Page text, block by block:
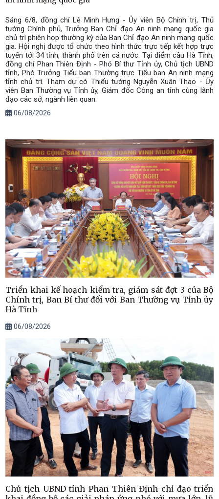
Sáng 6/8, đồng chí Lê Minh Hưng - Ủy viên Bộ Chính trị, Thủ
tướng Chính phủ, Trưởng Ban Chỉ đạo An ninh mạng quốc gia
chủ trì phiên họp thường kỳ của Ban Chỉ đạo An ninh mạng quốc
gia. Hội nghị được tổ chức theo hình thức trực tiếp kết hợp trực
tuyến tới 34 tỉnh, thành phố trên cả nước. Tại điểm cầu Hà Tĩnh,
đồng chí Phan Thiên Định - Phó Bí thư Tỉnh ủy, Chủ tịch UBND
tỉnh, Phó Trưởng Tiểu ban Thường trực Tiểu ban An ninh mạng
tỉnh chủ trì. Tham dự có Thiếu tướng Nguyễn Xuân Thao - Ủy
viên Ban Thường vụ Tỉnh ủy, Giám đốc Công an tỉnh cùng lãnh
đạo các sở, ngành liên quan.
06/08/2026
Triển khai kế hoạch kiểm tra, giám sát đợt 3 của Bộ
Chính trị, Ban Bí thư đối với Ban Thường vụ Tỉnh ủy
Hà Tĩnh
06/08/2026
Chủ tịch UBND tỉnh Phan Thiên Định chỉ đạo triển